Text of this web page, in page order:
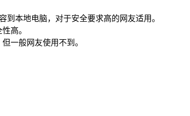
到本地电脑，对于安全要求高的网友适用。
高。
一般网友使用不到。